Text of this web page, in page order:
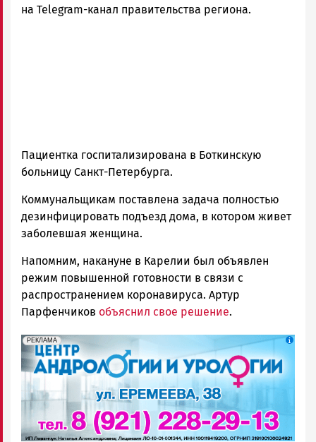
ГОВОРИТ
на Telegram-канал правительства региона.
Пациентка госпитализирована в Боткинскую
больницу Санкт-Петербурга.
Коммунальщикам поставлена задача полностью
дезинфицировать подъезд дома, в котором живет
заболевшая женщина.
Напомним, накануне в Карелии был объявлен
режим повышенной готовности в связи с
распространением коронавируса. Артур
Парфенчиков объяснил свое решение.
erid: 2SDnjek5YUa
РЕКЛАМА
Реклама